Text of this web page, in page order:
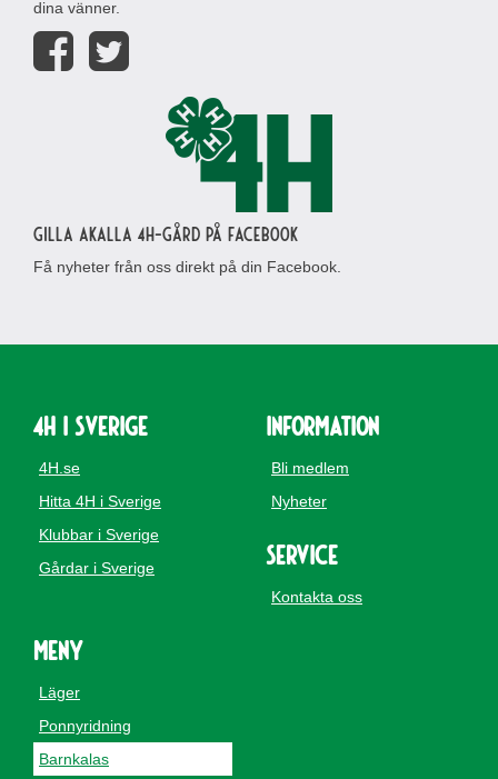
dina vänner.
Gilla Akalla 4H-gård på Facebook
Få nyheter från oss direkt på din Facebook.
4H i Sverige
4H.se
Hitta 4H i Sverige
Klubbar i Sverige
Gårdar i Sverige
Information
Bli medlem
Nyheter
Service
Kontakta oss
Meny
Läger
Ponnyridning
Barnkalas